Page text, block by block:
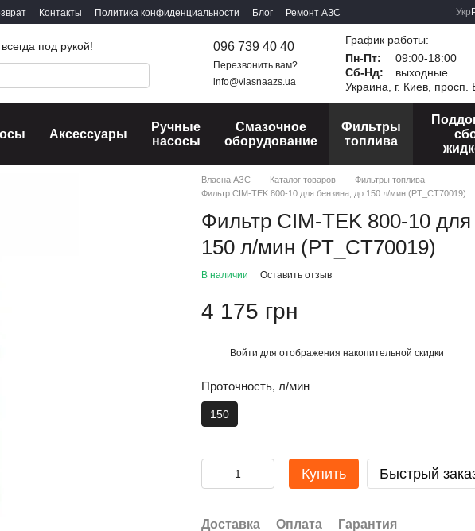
Контакты Политика конфиденциальности Блог Ремонт АЗС Укр
под рукой! 096 739 40 40
Перезвонить вам?
info@vlasnaazs.ua
График работы:
Пн-Пт:
09:00-18:00
Сб-Нд:
выходные
Украина, г. Киев,
Аксессуары
Ручные
насосы
Смазочное
оборудование
Фильтры
топлива
Власна АЗС Каталог товаров
Фильтры топлива
Фильтр CIM-TEK 800-10 для бензина, до 150 л/мин (PT_CT70019)
Фильтр CIM-TEK 800-10
150 л/мин (PT_CT70019)
В наличии Оставить отзыв
4 175 грн
Войти для отображения накопительной скидки
Проточность, л/мин
150
Купить Быстрый
Доставка Оплата Гарантия